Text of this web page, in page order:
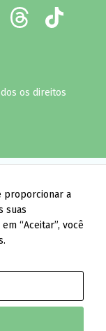
os direitos
proporcionar a
suas
“Aceitar”, você